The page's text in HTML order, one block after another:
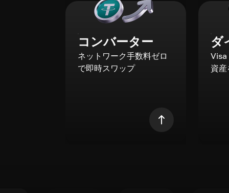
コンバーター
ネットワーク手数料ゼロ
で即時スワップ
ダ
資